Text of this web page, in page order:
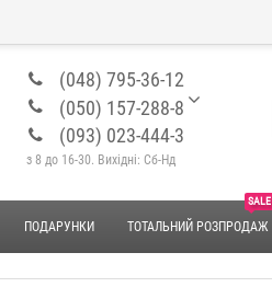
(048) 795-36-12
(050) 157-288-8
(093) 023-444-3
з 8 до 16-30. Вихідні: Сб-Нд
ПОДАРУНКИ
SALE
ТОТАЛЬНИЙ РОЗПРОДАЖ